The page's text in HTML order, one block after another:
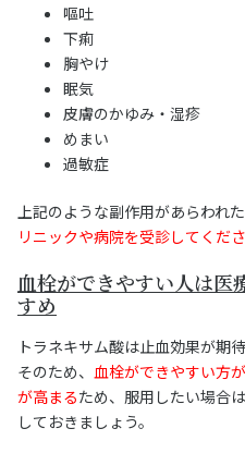
嘔吐
下痢
胸やけ
眠気
皮膚のかゆみ・湿疹
めまい
過敏症
上記のような副作用があらわれた
リニックや病院を受診してくださ
血栓ができやすい人は医
すめ
トラネキサム酸は止血効果が期
そのため、 血栓ができやすい方
が高まるため、服用したい場合
しておきましょう。